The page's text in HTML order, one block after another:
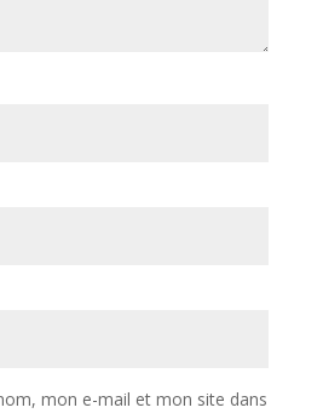
mon e-mail et mon site dans